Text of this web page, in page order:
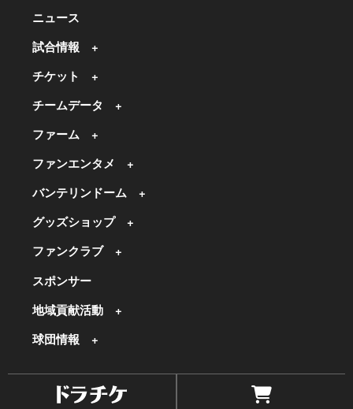
ニュース
試合情報
チケット
チームデータ
ファーム
ファンエンタメ
バンテリンドーム
グッズショップ
ファンクラブ
スポンサー
地域貢献活動
球団情報